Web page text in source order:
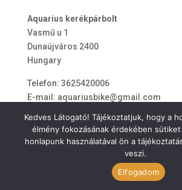
Aquarius kerékpárbolt
Vasmű u 1
Dunaújváros 2400
Hungary
Telefon: 3625420006
E-mail: aquariusbike@gmail.com
ÁSZF
Kedves Látogató! Tájékoztatjuk, hogy a
élmény fokozásának érdekében sütiket
honlapunk használatával ön a
veszi.
Elfogadom